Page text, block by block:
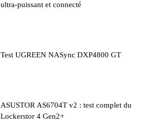
ultra-puissant et connecté
Test UGREEN NASync DXP4800 GT
ASUSTOR AS6704T v2 : test complet du
Lockerstor 4 Gen2+